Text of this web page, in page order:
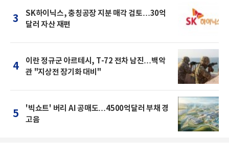
3
SK하이닉스, 충칭공장 지분 매각 검토…30억
달러 자산 재편
4
이란 정규군 아르테시, T-72 전차 남진…백악
관 "지상전 장기화 대비"
5
'빅쇼트' 버리 AI 공매도…4500억달러 부채 경
고음